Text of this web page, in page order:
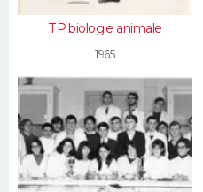
TP biologie animale
1965